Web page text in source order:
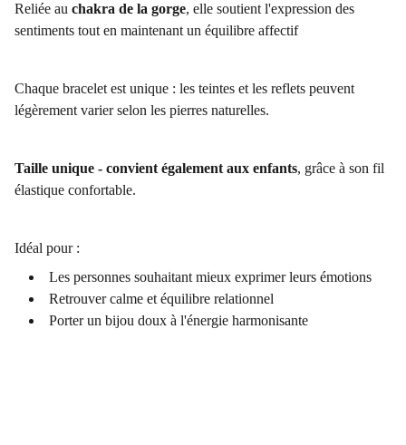
Reliée au chakra de la gorge, elle soutient l'expression des
sentiments tout en maintenant un équilibre affectif
Chaque bracelet est unique : les teintes et les reflets peuvent
légèrement varier selon les pierres naturelles.
Taille unique - convient également aux enfants, grâce à son fil
élastique confortable.
Idéal pour :
Les personnes souhaitant mieux exprimer leurs émotions
Retrouver calme et équilibre relationnel
Porter un bijou doux à l'énergie harmonisante